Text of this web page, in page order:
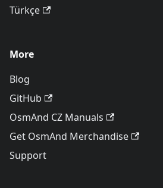
Türkçe
More
Blog
GitHub
OsmAnd CZ Manuals
Get OsmAnd Merchandise
Support